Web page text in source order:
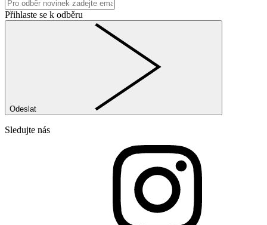
Přihlaste se k odběru
Odeslat
Sledujte nás